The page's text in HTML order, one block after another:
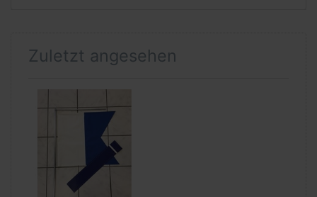
Zuletzt angesehen